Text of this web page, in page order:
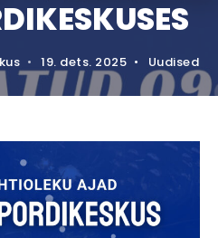
• 19. dets. 2025 • Uudised